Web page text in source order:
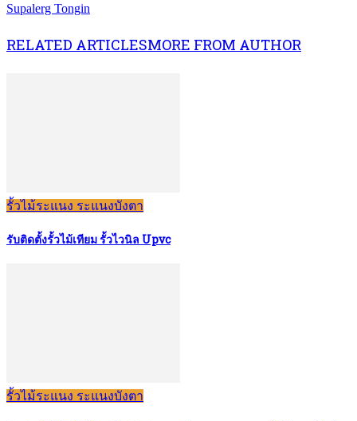
Supalerg Tongin
RELATED ARTICLESMORE FROM AUTHOR
รั้วไม้ระแนง ระแนงบังตา
รับติดตั้งรั้วไม้เทียม รั้วไวนิล Upvc
รั้วไม้ระแนง ระแนงบังตา